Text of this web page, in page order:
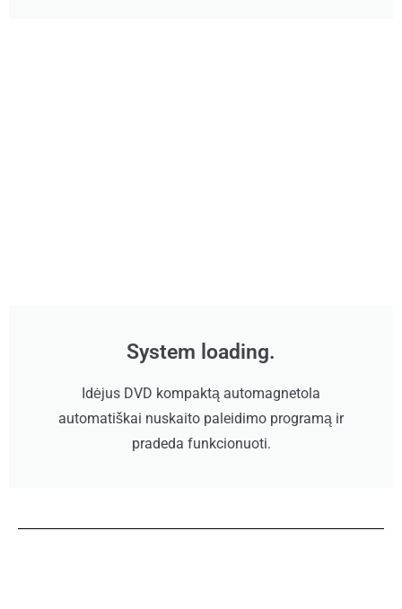
System loading.
Idėjus DVD kompaktą automagnetola
automatiškai nuskaito paleidimo programą ir
pradeda funkcionuoti.